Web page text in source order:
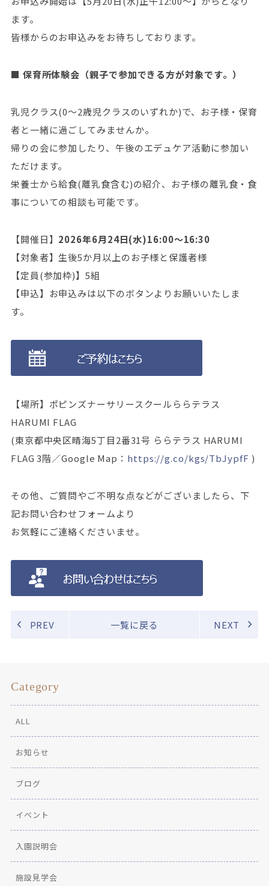
ます。
皆様からのお申込みをお待ちしております。
■ 保育所体験会（親子で参加できる方が対象です。）
乳児クラス(0～2歳児クラスのいずれか)で、お子様・保育
者と一緒に過ごしてみませんか。
帰りの会に参加したり、午後のエデュケア活動に参加い
ただけます。
栄養士から給食(離乳食含む)の紹介、お子様の離乳食・食
事についての相談も可能です。
【開催日】 2026年6月24日(水)16:00～16:30
【対象者】生後5か月以上のお子様と保護者様
【定員(参加枠)】5組
【申込】お申込みは以下のボタンよりお願いいたしま
す。
【場所】ポピンズナーサリースクールららテラス
HARUMI FLAG
(東京都中央区晴海5丁目2番31号 ららテラス HARUMI
FLAG 3階／Google Map： https://g.co/kgs/TbJypfF )
その他、ご質問やご不明な点などがございましたら、下
記お問い合わせフォームより
お気軽にご連絡くださいませ。
PREV 一覧に戻る NEXT
Category
ALL
お知らせ
ブログ
イベント
入園説明会
施設見学会